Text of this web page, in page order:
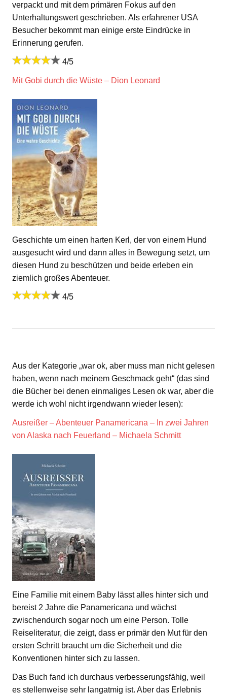
verpackt und mit dem primären Fokus auf den
Unterhaltungswert geschrieben. Als erfahrener USA
Besucher bekommt man einige erste Eindrücke in
Erinnerung gerufen.
4/5
Mit Gobi durch die Wüste – Dion Leonard
Geschichte um einen harten Kerl, der von einem Hund
ausgesucht wird und dann alles in Bewegung setzt, um
diesen Hund zu beschützen und beide erleben ein
ziemlich großes Abenteuer.
4/5
Aus der Kategorie „war ok, aber muss man nicht gelesen
haben, wenn nach meinem Geschmack geht“ (das sind
die Bücher bei denen einmaliges Lesen ok war, aber die
werde ich wohl nicht irgendwann wieder lesen):
Ausreißer – Abenteuer Panamericana – In zwei Jahren
von Alaska nach Feuerland – Michaela Schmitt
Eine Familie mit einem Baby lässt alles hinter sich und
bereist 2 Jahre die Panamericana und wächst
zwischendurch sogar noch um eine Person. Tolle
Reiseliteratur, die zeigt, dass er primär den Mut für den
ersten Schritt braucht um die Sicherheit und die
Konventionen hinter sich zu lassen.
Das Buch fand ich durchaus verbesserungsfähig, weil
es stellenweise sehr langatmig ist. Aber das Erlebnis